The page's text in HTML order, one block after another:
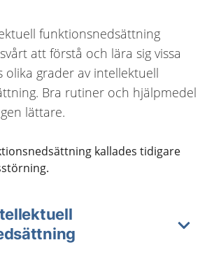
funktionsnedsättning
att förstå och lära sig vissa
olika grader av intellektuell
Bra rutiner och hjälpmedel
lättare.
kallades tidigare